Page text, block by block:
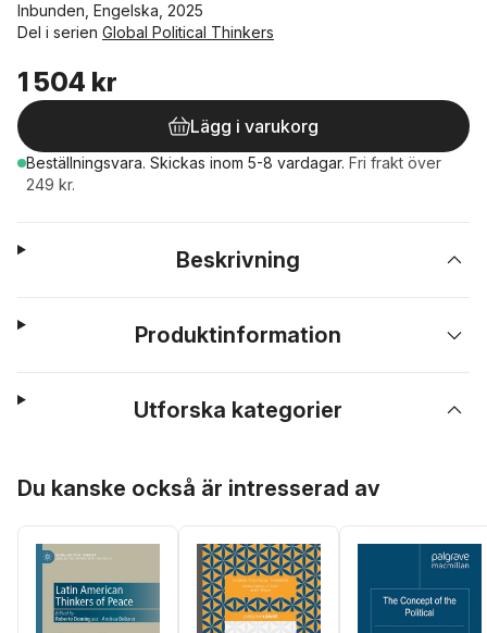
Inbunden, Engelska, 2025
Del i serien Global Political Thinkers
1 504 kr
Lägg i varukorg
Beställningsvara. Skickas inom 5-8 vardagar. Fri frakt över
249 kr.
Beskrivning
Produktinformation
Utforska kategorier
Du kanske också är intresserad av